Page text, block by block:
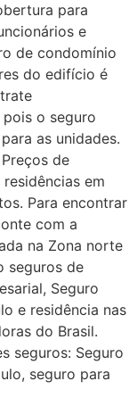
para
e
de condomínio
do edifício é
pois o seguro
as unidades.
de
em
Para encontrar
com a
na Zona norte
seguros de
Seguro
e residência nas
do Brasil.
seguros: Seguro
seguro para